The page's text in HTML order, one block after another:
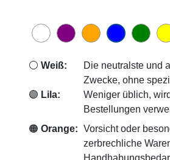
⚪ Weiß:
Die neutralste und
Zwecke, ohne
🟣 Lila:
Weniger üblich,
Bestellungen
🟠 Orange: Vorsicht oder
zerbrechliche